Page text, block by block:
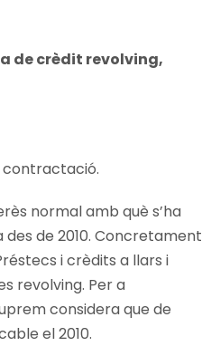
de crèdit revolving,
contractació.
normal amb què s’ha
de 2010. Concretament
i crèdits a llars i
revolving. Per a
considera que de
el 2010.